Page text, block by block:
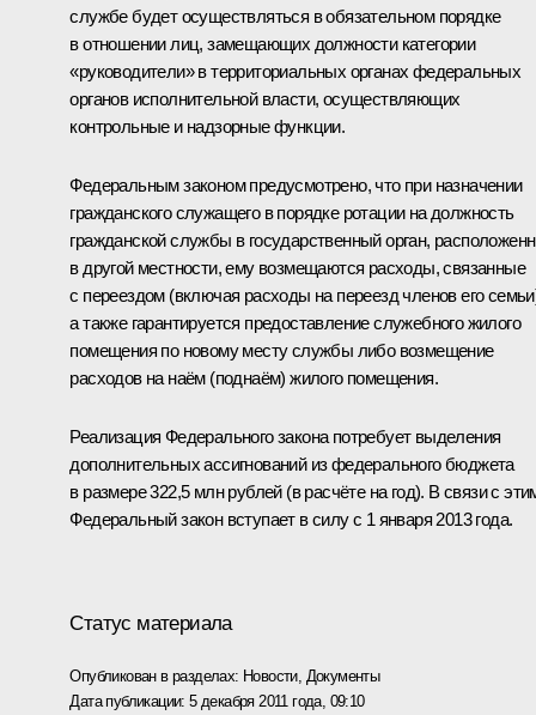
службе будет осуществляться в обязательном порядке
в отношении лиц, замещающих должности категории
«руководители» в территориальных органах федеральных
органов исполнительной власти, осуществляющих
контрольные и надзорные функции.
Федеральным законом предусмотрено, что при назначении
гражданского служащего в порядке ротации на должность
гражданской службы в государственный орган,
в другой местности, ему возмещаются расходы, связанные
с переездом (включая расходы на переезд членов его
а также гарантируется предоставление служебного жилого
помещения по новому месту службы либо возмещение
расходов на наём (поднаём) жилого помещения.
Реализация Федерального закона потребует выделения
дополнительных ассигнований из федерального бюджета
в размере 322,5 млн рублей (в расчёте на год). В связи с
Федеральный закон вступает в силу с 1 января 2013 года.
Статус материала
Опубликован в разделах: Новости, Документы
Дата публикации:5 декабря 2011 года, 09:10